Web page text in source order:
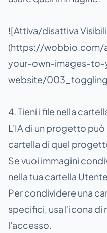
![Attiva/disattiva
(https://wobbio.com/
your-own-images-to-
website/
4. Tieni i file nella
L'IA di un progetto può
cartella di quel
Se vuoi immagini
nella tua cartella
Per condividere una
specifici, usa l'icona di
l'accesso.